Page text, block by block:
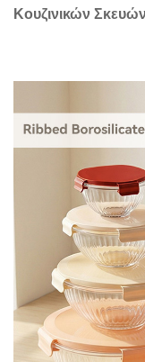
Κουζινικών